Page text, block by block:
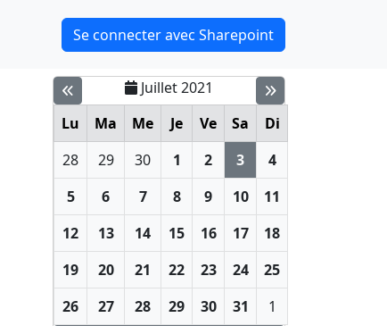
Se connecter avec Sharepoint
Juillet 2021
Lu
Ma Me Je Ve Sa
Di
28
29 30 1 2 3
4
5
6 7 8 9 10
11
12
13 14 15 16 17
18
19
20 21 22 23 24
25
26
27 28 29 30 31 1